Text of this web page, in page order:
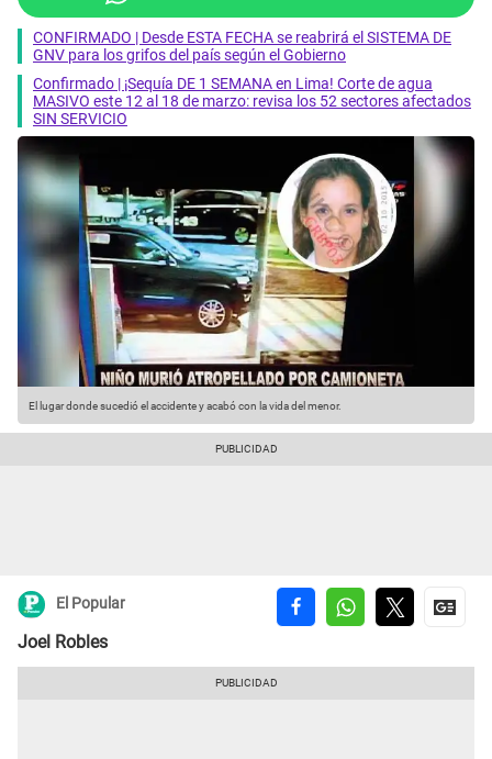
CONFIRMADO | Desde ESTA FECHA se reabrirá el SISTEMA DE
GNV para los grifos del país según el Gobierno
Confirmado | ¡Sequía DE 1 SEMANA en Lima! Corte de agua
MASIVO este 12 al 18 de marzo: revisa los 52 sectores afectados
SIN SERVICIO
El lugar donde sucedió el accidente y acabó con la vida del menor.
El Popular
Joel Robles